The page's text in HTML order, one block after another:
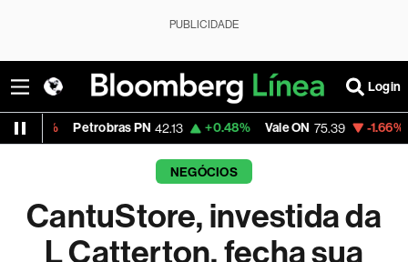
PUBLICIDADE
Login
PN 42.13 +0.48% Vale ON 75.39 -1.66% Itaú PN
NEGÓCIOS
CantuStore, investida da
L Catterton, fecha sua